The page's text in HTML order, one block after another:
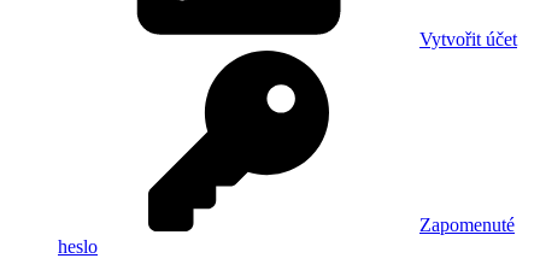
Vytvořit účet
Zapomenuté
heslo